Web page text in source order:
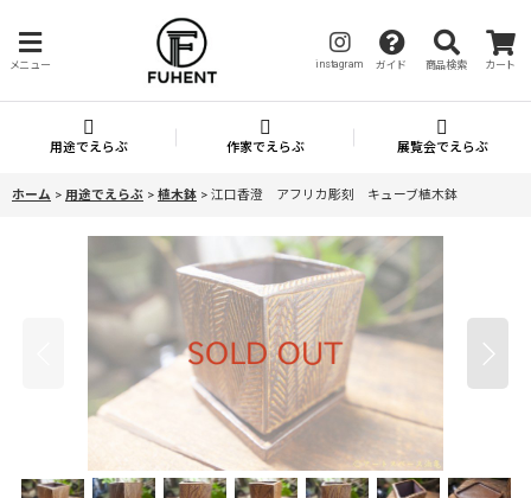
メニュー instagram ガイド 商品検索 カート
用途でえらぶ 作家でえらぶ 展覧会でえらぶ
ホーム > 用途でえらぶ > 植木鉢 > 江口香澄 アフリカ彫刻 キューブ植木鉢